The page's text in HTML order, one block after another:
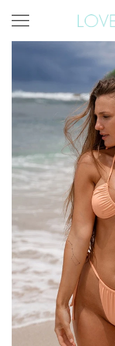
Главная Все купальники Раздельные ,